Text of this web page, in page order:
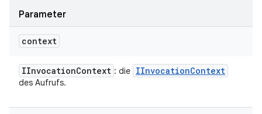
Parameter
context
IInvocationContext : die IInvocationContext
des Aufrufs.